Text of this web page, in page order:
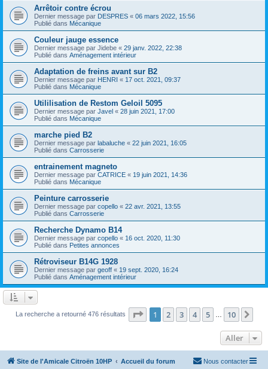
Arrêtoir contre écrou
Dernier message par DESPRES « 06 mars 2022, 15:56
Publié dans Mécanique
Couleur jauge essence
Dernier message par Jidebe « 29 janv. 2022, 22:38
Publié dans Aménagement intérieur
Adaptation de freins avant sur B2
Dernier message par HENRI « 17 oct. 2021, 09:37
Publié dans Mécanique
Utililisation de Restom Geloil 5095
Dernier message par Javel « 28 juin 2021, 17:00
Publié dans Mécanique
marche pied B2
Dernier message par labaluche « 22 juin 2021, 16:05
Publié dans Carrosserie
entrainement magneto
Dernier message par CATRICE « 19 juin 2021, 14:36
Publié dans Mécanique
Peinture carrosserie
Dernier message par copello « 22 avr. 2021, 13:55
Publié dans Carrosserie
Recherche Dynamo B14
Dernier message par copello « 16 oct. 2020, 11:30
Publié dans Petites annonces
Rétroviseur B14G 1928
Dernier message par geoff « 19 sept. 2020, 16:24
Publié dans Aménagement intérieur
La recherche a retourné 476 résultats Page 1sur10
1 2 3 4 5 10
Aller
Site de l'Amicale Citroën 10HP Accueil du forum Nous contacter